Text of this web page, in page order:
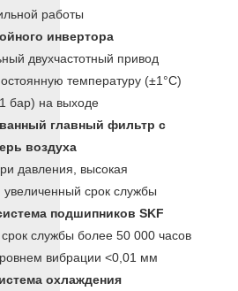
работы
инвертора
двухчастотный привод
температуру (±1°C)
бар) на выходе
главный фильтр с
воздуха
давления, высокая
срок службы
подшипников SKF
службы более 50 000 часов
вибрации <0,01 мм
охлаждения